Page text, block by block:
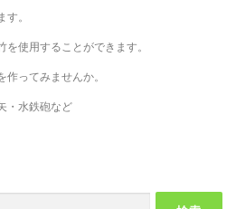
。
使用することができます。
ってみませんか。
・水鉄砲など